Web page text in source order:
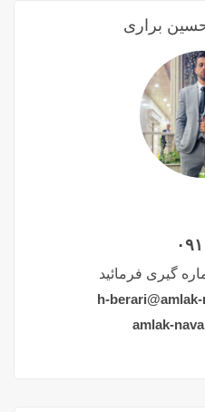
حسین براری
h-
amlak-